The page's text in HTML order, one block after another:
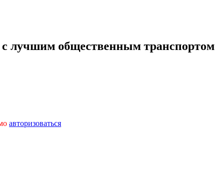
с лучшим общественным транспортом
авторизоваться